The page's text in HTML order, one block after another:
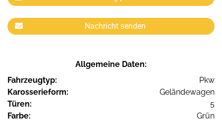
Nachricht senden
Allgemeine Daten:
Fahrzeugtyp:
Pkw
Karosserieform:
Geländewagen
Türen:
5
Farbe:
Grün